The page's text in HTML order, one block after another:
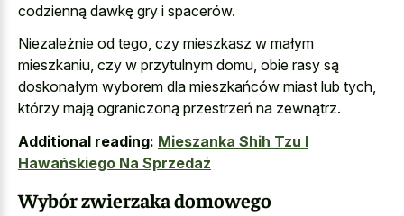
codzienną dawkę gry i spacerów.
Niezależnie od tego, czy mieszkasz w małym
mieszkaniu, czy w przytulnym domu, obie rasy są
doskonałym wyborem dla mieszkańców miast lub tych,
którzy mają ograniczoną przestrzeń na zewnątrz.
Additional reading: Mieszanka Shih Tzu I
Hawańskiego Na Sprzedaż
Wybór zwierzaka domowego